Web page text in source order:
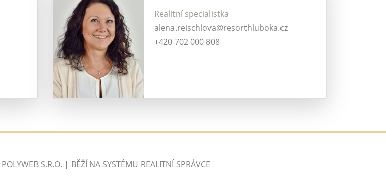
Realitní specialistka
alena.reischlova@resorthluboka.cz
+420 702 000 808
POLYWEB S.R.O. | BĚŽÍ NA SYSTÉMU REALITNÍ SPRÁVCE